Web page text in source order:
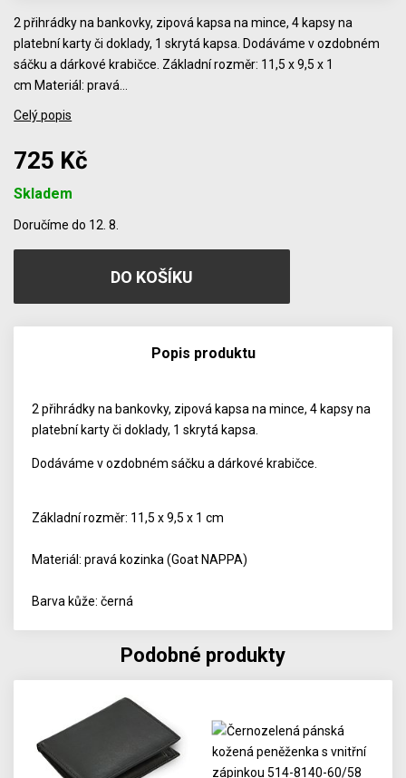
2 přihrádky na bankovky, zipová kapsa na mince, 4 kapsy na
platební karty či doklady, 1 skrytá kapsa. Dodáváme v ozdobném
sáčku a dárkové krabičce. Základní rozměr: 11,5 x 9,5 x 1
cm Materiál: pravá…
Celý popis
725 Kč
Skladem
Doručíme do 12. 8.
Popis produktu
2 přihrádky na bankovky, zipová kapsa na mince, 4 kapsy na
platební karty či doklady, 1 skrytá kapsa.
Dodáváme v ozdobném sáčku a dárkové krabičce.
Základní rozměr: 11,5 x 9,5 x 1 cm
Materiál: pravá kozinka (Goat NAPPA)
Barva kůže: černá
Podobné produkty